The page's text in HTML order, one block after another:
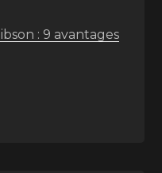
: 9 avantages